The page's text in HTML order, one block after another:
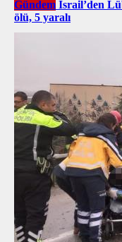
Gündem İsrail’den
ölü, 5 yaralı